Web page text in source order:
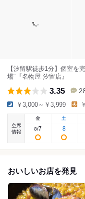
【汐留駅徒歩1分】個室を
場"『名物屋 汐留店』
3.35
￥3,000～￥3,999
空席
情報
金
8/7
土
8
おいしいお店を発見